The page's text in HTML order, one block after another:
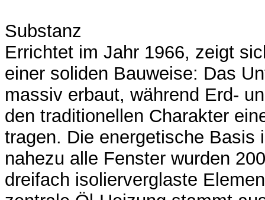
Substanz
Errichtet im Jahr 1966, zeigt
einer soliden Bauweise: Das
massiv erbaut, während Erd-
den traditionellen Charakter
tragen. Die energetische Basis
nahezu alle Fenster wurden
dreifach isolierverglaste